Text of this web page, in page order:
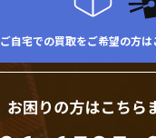
ご自宅での買取をご希望の方は